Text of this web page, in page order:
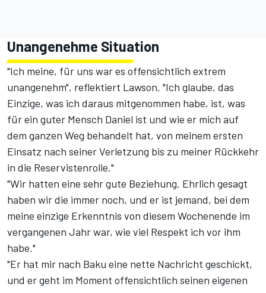
Unangenehme Situation
"Ich meine, für uns war es offensichtlich extrem
unangenehm", reflektiert Lawson. "Ich glaube, das
Einzige, was ich daraus mitgenommen habe, ist, was
für ein guter Mensch Daniel ist und wie er mich auf
dem ganzen Weg behandelt hat, von meinem ersten
Einsatz nach seiner Verletzung bis zu meiner Rückkehr
in die Reservistenrolle."
"Wir hatten eine sehr gute Beziehung. Ehrlich gesagt
haben wir die immer noch, und er ist jemand, bei dem
meine einzige Erkenntnis von diesem Wochenende im
vergangenen Jahr war, wie viel Respekt ich vor ihm
habe."
"Er hat mir nach Baku eine nette Nachricht geschickt,
und er geht im Moment offensichtlich seinen eigenen